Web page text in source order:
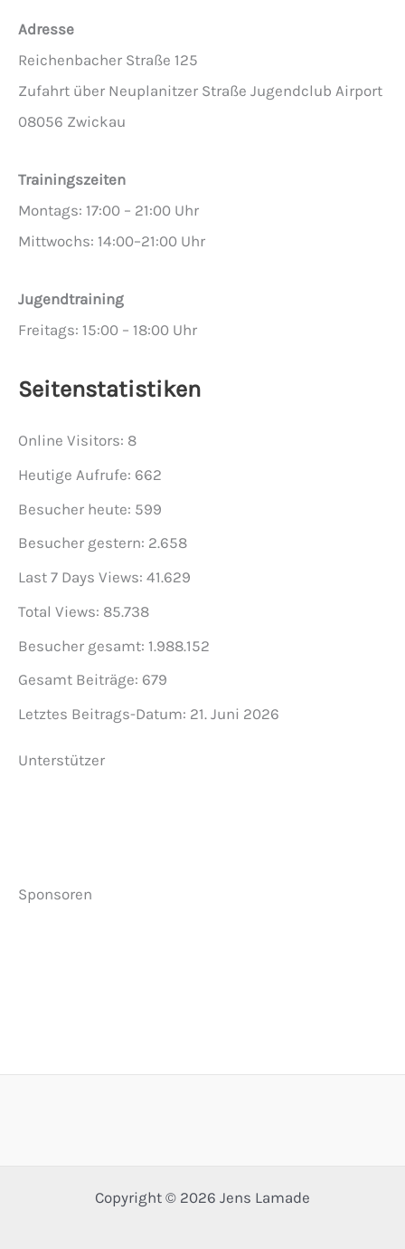
Adresse
Reichenbacher Straße 125
Zufahrt über Neuplanitzer Straße Jugendclub Airport
08056 Zwickau
Trainingszeiten
Montags: 17:00 – 21:00 Uhr
Mittwochs: 14:00–21:00 Uhr
Jugendtraining
Freitags: 15:00 – 18:00 Uhr
Seitenstatistiken
Online Visitors: 8
Heutige Aufrufe: 662
Besucher heute: 599
Besucher gestern: 2.658
Last 7 Days Views: 41.629
Total Views: 85.738
Besucher gesamt: 1.988.152
Gesamt Beiträge: 679
Letztes Beitrags-Datum: 21. Juni 2026
Unterstützer
Sponsoren
Copyright © 2026 Jens Lamade